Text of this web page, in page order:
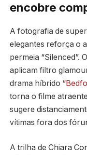
encobre
A fotografia de
elegantes reforça o
permeia “Silenced”.
aplicam filtro
drama híbrido
torna o filme
sugere
vítimas fora dos
A trilha de Chiara